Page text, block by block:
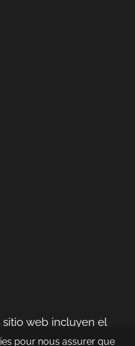
web incluyen el
pour nous assurer que